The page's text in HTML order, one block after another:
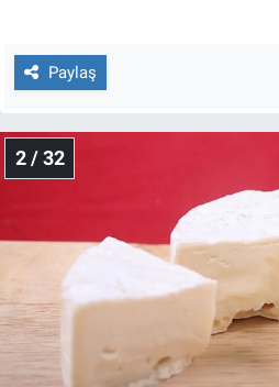
Paylaş
2 / 32
Popüler
Programlar
Spor
Teknoloji
Türkiye'nin Geleceği